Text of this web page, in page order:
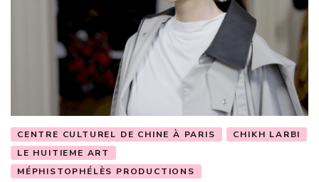
CENTRE CULTUREL DE CHINE À PARIS
CHIKH LARBI
LE HUITIEME ART
MÉPHISTOPHÉLÈS PRODUCTIONS